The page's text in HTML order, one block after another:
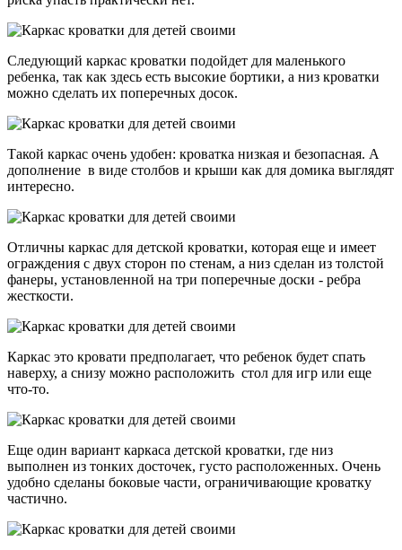
Следующий каркас кроватки подойдет для маленького
ребенка, так как здесь есть высокие бортики, а низ кроватки
можно сделать их поперечных досок.
Такой каркас очень удобен: кроватка низкая и безопасная. А
дополнение в виде столбов и крыши как для домика выглядят
интересно.
Отличны каркас для детской кроватки, которая еще и имеет
ограждения с двух сторон по стенам, а низ сделан из толстой
фанеры, установленной на три поперечные доски - ребра
жесткости.
Каркас это кровати предполагает, что ребенок будет спать
наверху, а снизу можно расположить стол для игр или еще
что-то.
Еще один вариант каркаса детской кроватки, где низ
выполнен из тонких досточек, густо расположенных. Очень
удобно сделаны боковые части, ограничивающие кроватку
частично.